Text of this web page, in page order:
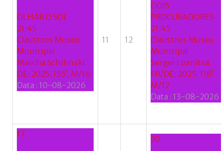
OLHAR O SOL
21:45
Claustros Museu
Municipal
Mascha Schilinski.
DE: 2025. 155’. M/16
Data : 10-08-2026
11 12
DOIS
PROCURADORES
21:45
Claustros Museu
Municipal
Sergei Loznitsa.
FR/DE: 2025. 118’.
M/12
Data : 13-08-2026
17
20